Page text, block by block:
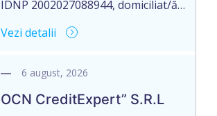
IDNP 2002027088944, domiciliat/ă
Chişinău, str. Constantin Vârnav nr.
buletinul de identitate B01154122,
Servicii Publice, anunţă pierderea
Vezi detalii
6 august, 2026
OCN CreditExpert” S.R.L